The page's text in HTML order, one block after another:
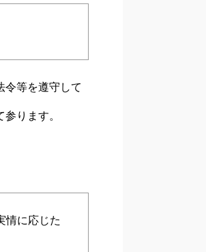
令等を遵守して
ります。
情に応じた